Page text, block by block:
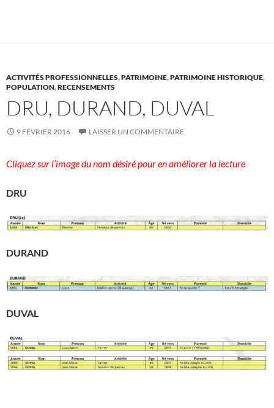
ACTIVITÉS PROFESSIONNELLES,PATRIMOINE,PATRIMOINE HISTORIQUE,
POPULATION,RECENSEMENTS
DRU, DURAND, DUVAL
9 FÉVRIER 2016 LAISSER UN COMMENTAIRE
Cliquez sur l’image du nom désiré pour en améliorer la lecture
DRU
DURAND
DUVAL